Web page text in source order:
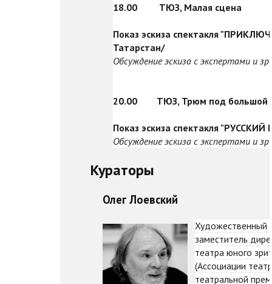
18.00 ТЮЗ, Малая сцена
Показ эскиза спектакля
Татарстан/
Обсуждение эскиза с экспертами и
20.00 ТЮЗ, Трюм под большой
Показ эскиза спектакля
Обсуждение эскиза с экспертами и
Кураторы
Олег Лоевский
Художественный
заместитель
театра юного
(Ассоциации
театральной